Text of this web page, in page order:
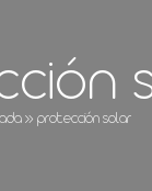
» protección solar